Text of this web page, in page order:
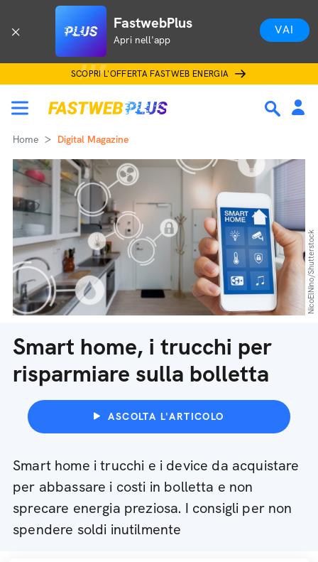
FastwebPlus
Apri nell'app
VAI
SCOPRI L'OFFERTA FASTWEB ENERGIA
Home Digital Magazine
Smart home, i trucchi per
risparmiare sulla bolletta
ASCOLTA L'ARTICOLO
Smart home i trucchi e i device da acquistare
per abbassare i costi in bolletta e non
sprecare energia preziosa. I consigli per non
spendere soldi inutilmente
NicoElNino/Shutterstock